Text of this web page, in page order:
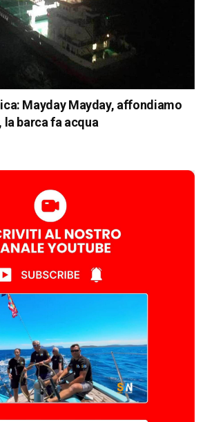
Mayday Mayday, affondiamo
barca fa acqua